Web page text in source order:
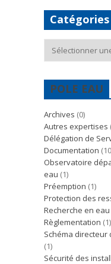
Catégories
POLE EAU
Archives (0)
Autres expertises
Délégation de
Documentation
Observatoire
eau (1)
Préemption (1)
Protection des
Recherche en eau
Règlementation (1)
Schéma
(1)
Sécurité des